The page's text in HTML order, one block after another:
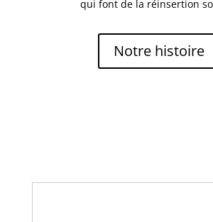
qui font de la réinsertion
Notre histoire